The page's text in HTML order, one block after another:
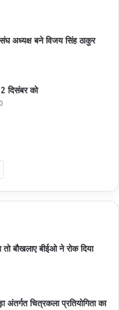
अध्यक्ष बने विजय सिंह ठाकुर
दिसंबर को
बौखलाए बीईओ ने रोक दिया
अंतर्गत चित्रकला प्रतियोगिता का